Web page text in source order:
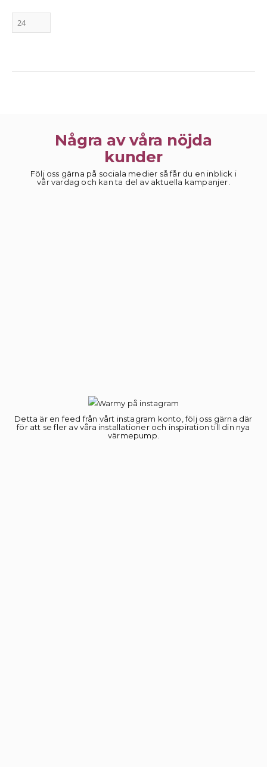
Några av våra nöjda
kunder
Följ oss gärna på sociala medier så får du en inblick i
vår vardag och kan ta del av aktuella kampanjer.
Detta är en feed från vårt instagram konto, följ oss gärna där
för att se fler av våra installationer och inspiration till din nya
värmepump.